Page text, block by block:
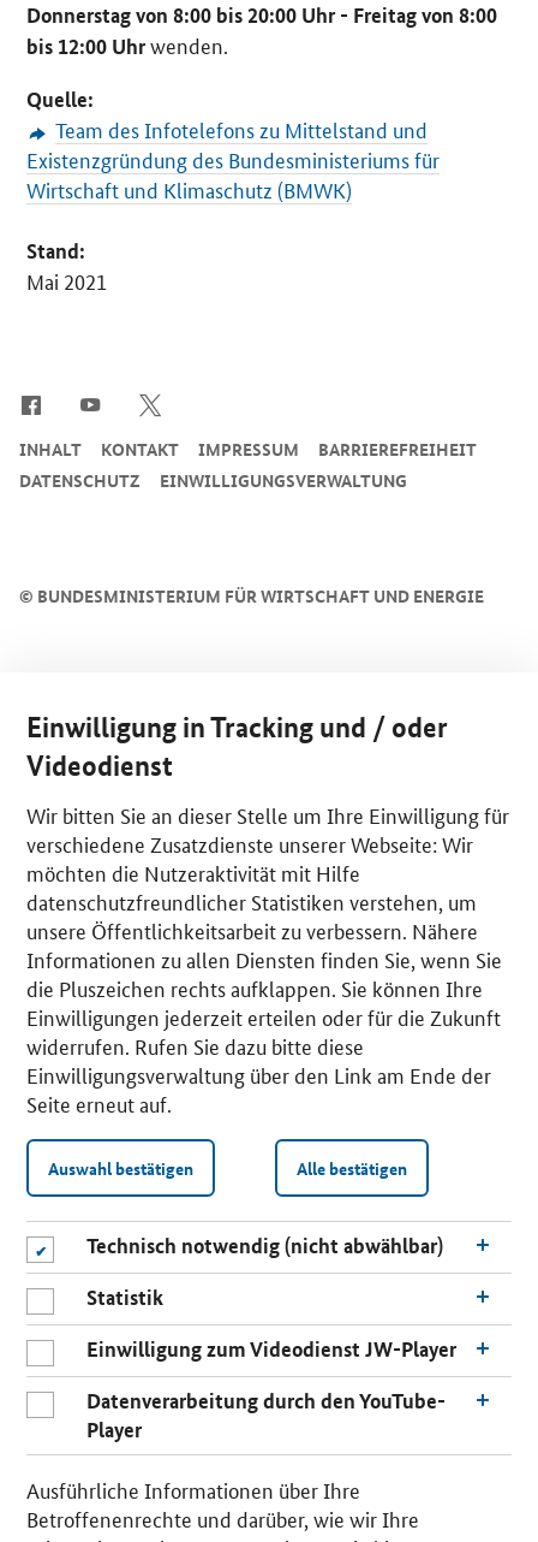
Donnerstag von 8:00 bis 20:00 Uhr - Freitag von 8:00
bis 12:00 Uhrwenden.
Quelle:
Team des Infotelefons zu Mittelstand und
Existenzgründung des Bundesministeriums für
Wirtschaft und Klimaschutz (BMWK)
Stand:
Mai 2021
n
© BUNDESMINISTERIUM FÜR WIRTSCHAFT UND ENERGIE
INHALT KONTAKT IMPRESSUM
BARRIEREFREIHEIT
DATENSCHUTZ
EINWILLIGUNGSVERWALTUNG
Einwilligung in Tracking und / oder
Videodienst
Wir bitten Sie an dieser Stelle um Ihre Einwilligung für
verschiedene Zusatzdienste unserer Webseite: Wir
möchten die Nutzeraktivität mit Hilfe
datenschutzfreundlicher Statistiken verstehen, um
unsere Öffentlichkeitsarbeit zu verbessern. Nähere
Informationen zu allen Diensten finden Sie, wenn Sie
die Pluszeichen rechts aufklappen. Sie können Ihre
Einwilligungen jederzeit erteilen oder für die Zukunft
widerrufen. Rufen Sie dazu bitte diese
Einwilligungsverwaltung über den Link am Ende der
Seite erneut auf.
Auswahl bestätigen Alle bestätigen
Technisch notwendig (nicht abwählbar)
Statistik
Einwilligung zum Videodienst JW-Player
Datenverarbeitung durch den YouTube-
Player
Ausführliche Informationen über Ihre
Betroffenenrechte und darüber, wie wir Ihre